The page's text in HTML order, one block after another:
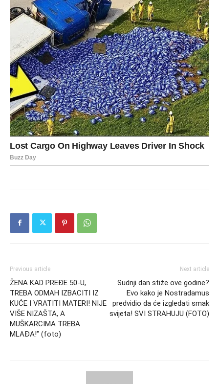
Previous article
ŽENA KAD PREĐE 50-U,
TREBA ODMAH IZBACITI IZ
KUĆE I VRATITI MATERI! NIJE
VIŠE NIZAŠTA, A
MUŠKARCIMA TREBA
MLAĐA!” (foto)
Next article
Sudnji dan stiže ove godine?
Evo kako je Nostradamus
predvidio da će izgledati smak
svijeta! SVI STRAHUJU (FOTO)